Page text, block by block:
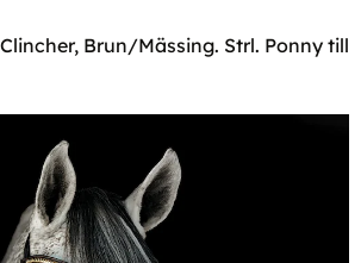
Brun/Mässing. Strl. Ponny till